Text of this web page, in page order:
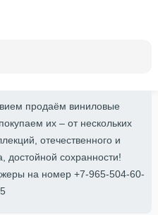
продаём виниловые
их – от нескольких
отечественного и
достойной сохранности!
на номер +7-965-504-60-